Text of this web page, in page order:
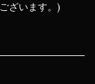
ざいます。)